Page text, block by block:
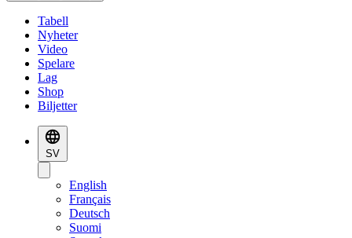
Tabell
Nyheter
Video
Spelare
Lag
Shop
Biljetter
SV
English
Français
Deutsch
Suomi